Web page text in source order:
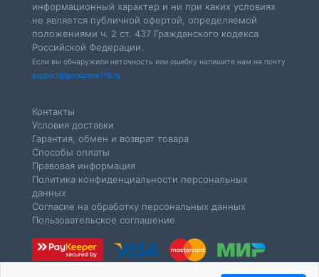
информационный характер и ни при каких условиях
не является публичной офертой, определяемой
положениями ч. 2 ст. 437 Гражданского кодекса
Российской Федерации.
Если вы обнаружили неточность или ошибку напишите нам на почту
support@goodzone116.ru
Контакты
Условия доставки
Гарантия, обмен и возврат товара
Способы оплаты
Правовая информация
Политика конфиденциальности персональных
данных
Согласие на обработку персональных данных
Пользовательское соглашение